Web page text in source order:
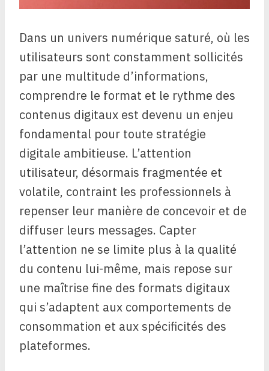
Dans un univers numérique saturé, où les
utilisateurs sont constamment sollicités
par une multitude d’informations,
comprendre le format et le rythme des
contenus digitaux est devenu un enjeu
fondamental pour toute stratégie
digitale ambitieuse. L’attention
utilisateur, désormais fragmentée et
volatile, contraint les professionnels à
repenser leur manière de concevoir et de
diffuser leurs messages. Capter
l’attention ne se limite plus à la qualité
du contenu lui-même, mais repose sur
une maîtrise fine des formats digitaux
qui s’adaptent aux comportements de
consommation et aux spécificités des
plateformes.